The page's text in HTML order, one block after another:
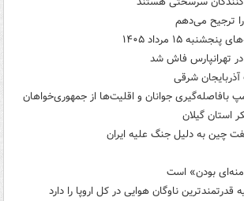
را ترجیح می‌دهم
۱۵ مرداد ۱۴۰۵
آذربایجان شرقی
بافاصله‌گیری جوانان و اقلیت‌ها از جمهوری‌خواهان
استان گیلان
چین به دلیل جنگ علیه ایران
بودن» است
ناوگان هوایی در کل اروپا را دارد